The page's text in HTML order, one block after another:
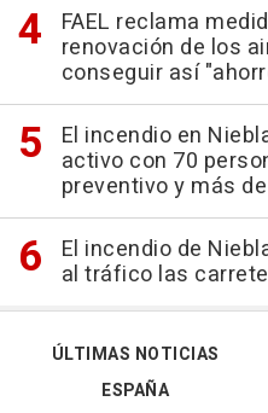
FAEL reclama
renovación de los
conseguir así
El incendio en
activo con 70
preventivo y más
El incendio de
al tráfico las
ÚLTIMAS NOTICIAS
ESPAÑA